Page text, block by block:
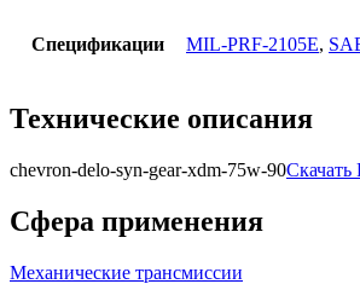
Спецификации MIL-PRF-2105E,
Технические описания
chevron-delo-syn-gear-xdm-75w-90Скачать
Сфера применения
Механические трансмиссии